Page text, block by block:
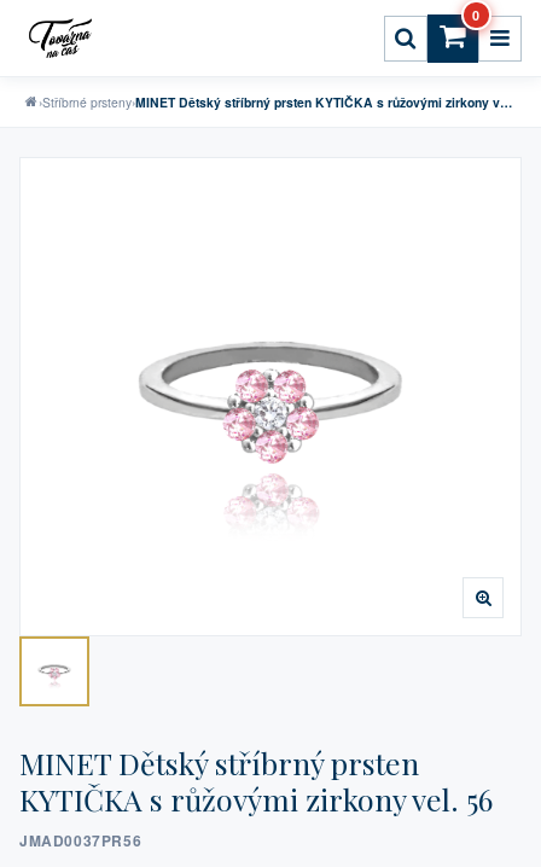
0
›Stříbrné prsteny› MINET Dětský stříbrný prsten KYTIČKA s růžovými zirkony vel. 56
MINET Dětský stříbrný prsten
KYTIČKA s růžovými zirkony vel. 56
JMAD0037PR56